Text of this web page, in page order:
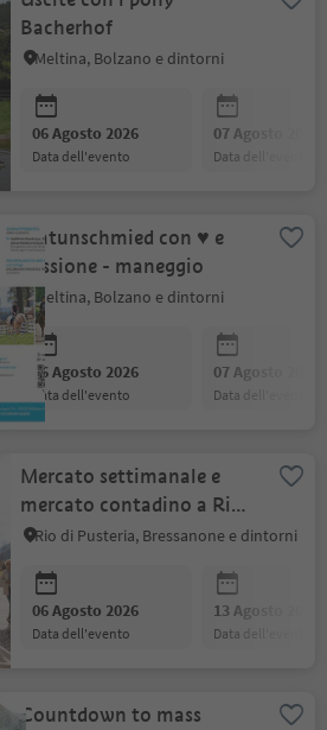
Bacherhof
Meltina, Bolzano e dintorni
06 Agosto 2026
data dell'evento
07 Agosto 2026
data dell'evento
Matunschmied con ♥ e
passione - maneggio
Meltina, Bolzano e dintorni
06 Agosto 2026
data dell'evento
07 Agosto 2026
data dell'evento
Mercato settimanale e
mercato contadino a Rio
di Pusteria
Rio di Pusteria, Bressanone e dintorni
06 Agosto 2026
data dell'evento
13 Agosto 2026
data dell'evento
Countdown to mass